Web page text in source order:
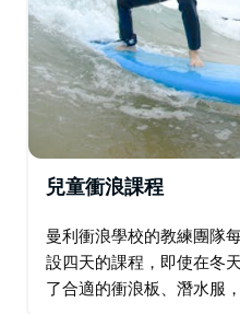
兒童衝浪課程
曼利衝浪學校的教練團隊
設四天的課程，即使在冬
了合適的衝浪板、潛水服